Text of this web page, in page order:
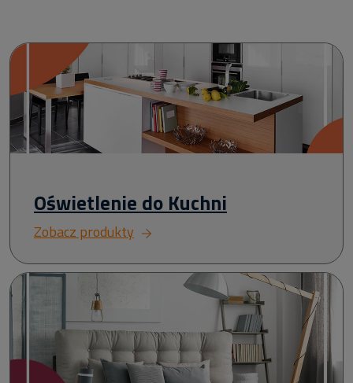
Oświetlenie do Kuchni
Zobacz produkty